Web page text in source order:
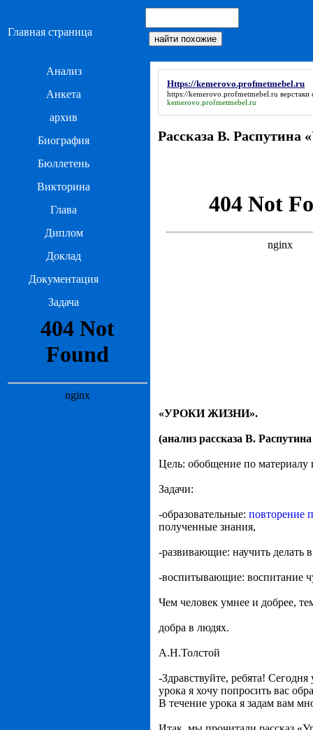
Главная страница
Анализ
Анкета
архив
Биография
Бюллетень
Викторина
Глава
Диплом
Доклад
Документация
Задача
Https://kemerovo.profmetmebel.ru
https://kemerovo.profmetmebel.ru верстаки
kemerovo.profmetmebel.ru
Рассказа В. Распутина
«УРОКИ ЖИЗНИ».
(анализ рассказа В.
Цель: обобщение по материалу
Задачи:
-образовательные:
полученные знания,
-развивающие: научить делать
-воспитывающие: воспитание
Чем человек умнее и добрее,
добра в людях.
А.Н.Толстой
-Здравствуйте, ребята!
урока я хочу попросить вас
В течение урока я задам вам